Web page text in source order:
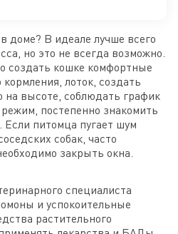
доме? В идеале лучше всего
но это не всегда возможно.
создать кошке комфортные
лоток, создать
на высоте, соблюдать график
постепенно знакомить
питомца пугает шум
собак, часто
закрыть окна.
специалиста
и успокоительные
растительного